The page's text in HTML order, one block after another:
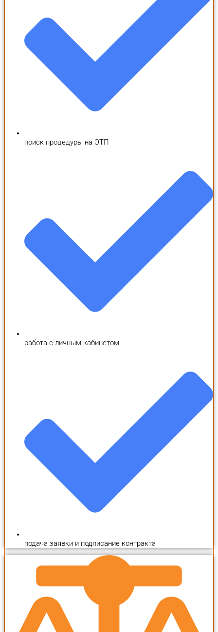
поиск процедуры на ЭТП
работа с личным кабинетом
подача заявки и подписание контракта